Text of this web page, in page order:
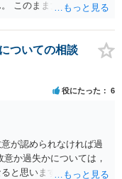
このまま女性から警察
ついての相談
役にたった 6
が認められなければ過
か過失かについては，
と思います。 民事的に